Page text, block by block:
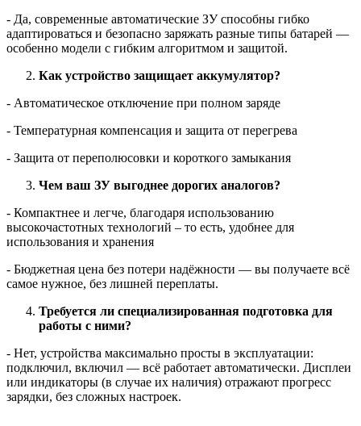
- Да, современные автоматические ЗУ способны гибко
адаптироваться и безопасно заряжать разные типы батарей —
особенно модели с гибким алгоритмом и защитой.
Как устройство защищает аккумулятор?
- Автоматическое отключение при полном заряде
- Температурная компенсация и защита от перегрева
- Защита от переполюсовки и короткого замыкания
Чем ваш ЗУ выгоднее дорогих аналогов?
- Компактнее и легче, благодаря использованию
высокочастотных технологий – то есть, удобнее для
использования и хранения
- Бюджетная цена без потери надёжности — вы получаете всё
самое нужное, без лишней переплаты.
Требуется ли специализированная подготовка для
работы с ними?
- Нет, устройства максимально просты в эксплуатации:
подключил, включил — всё работает автоматически. Дисплеи
или индикаторы (в случае их наличия) отражают прогресс
зарядки, без сложных настроек.